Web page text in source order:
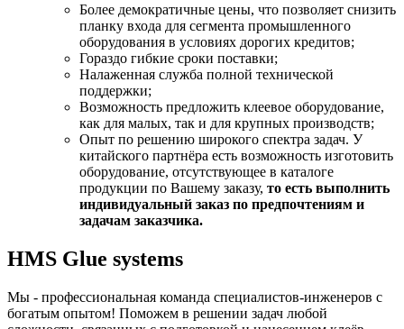
Более демократичные цены, что позволяет снизить
планку входа для сегмента промышленного
оборудования в условиях дорогих кредитов;
Гораздо гибкие сроки поставки;
Налаженная служба полной технической
поддержки;
Возможность предложить клеевое оборудование,
как для малых, так и для крупных производств;
Опыт по решению широкого спектра задач. У
китайского партнёра есть возможность изготовить
оборудование, отсутствующее в каталоге
продукции по Вашему заказу, то есть выполнить
индивидуальный заказ по предпочтениям и
задачам заказчика.
HMS Glue systems
Мы - профессиональная команда специалистов-инженеров с
богатым опытом! Поможем в решении задач любой